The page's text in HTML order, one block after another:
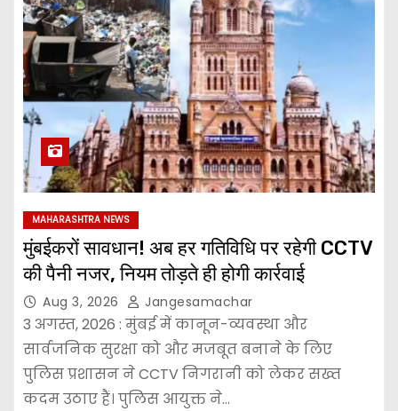
MAHARASHTRA NEWS
मुंबईकरों सावधान! अब हर गतिविधि पर रहेगी CCTV
की पैनी नजर, नियम तोड़ते ही होगी कार्रवाई
Aug 3, 2026 Jangesamachar
3 अगस्त, 2026 : मुंबई में कानून-व्यवस्था और
सार्वजनिक सुरक्षा को और मजबूत बनाने के लिए
पुलिस प्रशासन ने CCTV निगरानी को लेकर सख्त
कदम उठाए हैं। पुलिस आयुक्त ने…